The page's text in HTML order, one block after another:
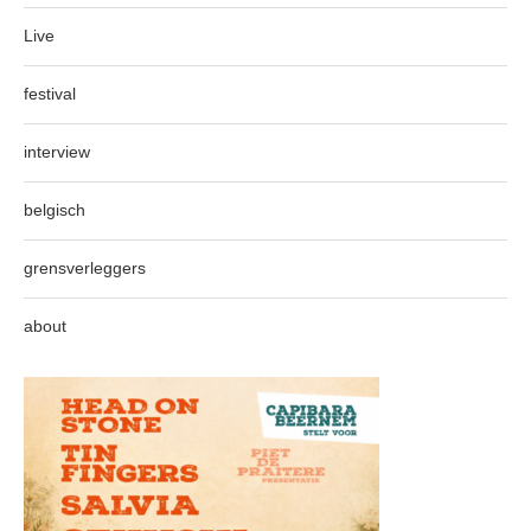
Live
festival
interview
belgisch
grensverleggers
about